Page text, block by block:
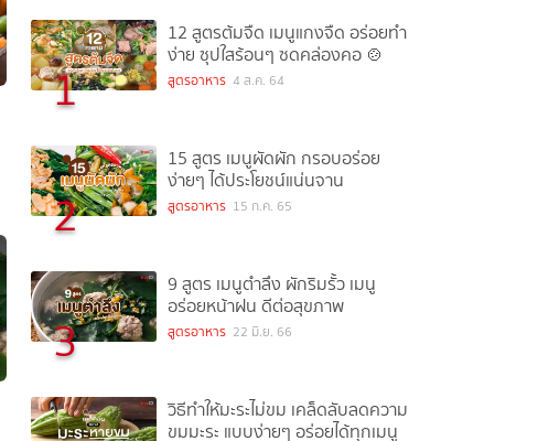
1
12 สูตรต้มจืด เมนูแกงจืด อร่อยทำ
ง่าย ซุปใสร้อนๆ ซดคล่องคอ 🍲
สูตรอาหาร 4 ส.ค. 64
2
15 สูตร เมนูผัดผัก กรอบอร่อย
ง่ายๆ ได้ประโยชน์แน่นจาน
สูตรอาหาร 15 ก.ค. 65
3
9 สูตร เมนูตำลึง ผักริมรั้ว เมนู
อร่อยหน้าฝน ดีต่อสุขภาพ
สูตรอาหาร 22 มิ.ย. 66
วิธีทำให้มะระไม่ขม เคล็ดลับลดความ
ขมมะระ แบบง่ายๆ อร่อยได้ทุกเมนู